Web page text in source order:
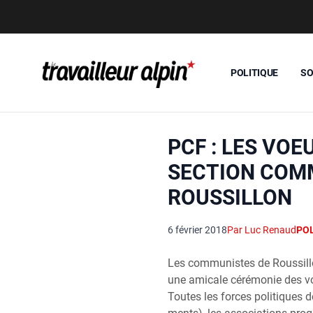
POLITIQUE
PCF : LES
SECTION
ROUSSILLON
6 février 2018Par Luc Renaud
Les com­mu­nistes de
une ami­cale céré­mo­nie des
Toutes les forces poli­tiques